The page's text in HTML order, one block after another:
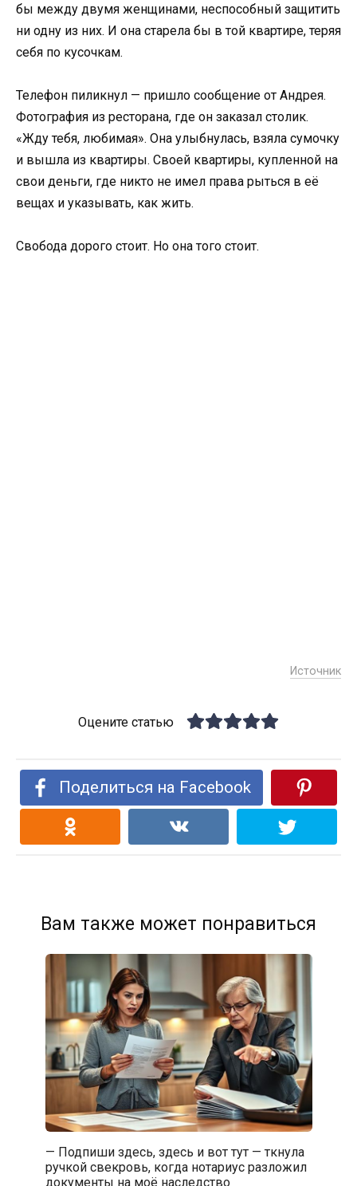
бы между двумя женщинами, неспособный защитить
ни одну из них. И она старела бы в той квартире, теряя
себя по кусочкам.
Телефон пиликнул — пришло сообщение от Андрея.
Фотография из ресторана, где он заказал столик.
«Жду тебя, любимая». Она улыбнулась, взяла сумочку
и вышла из квартиры. Своей квартиры, купленной на
свои деньги, где никто не имел права рыться в её
вещах и указывать, как жить.
Свобода дорого стоит. Но она того стоит.
Источник
Оцените статью
Поделиться на Facebook
Вам также может понравиться
— Подпиши здесь, здесь и вот тут — ткнула
ручкой свекровь, когда нотариус разложил
документы на моё наследство